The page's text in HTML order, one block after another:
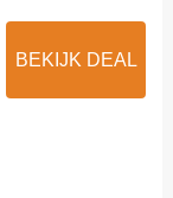
BEKIJK DEAL